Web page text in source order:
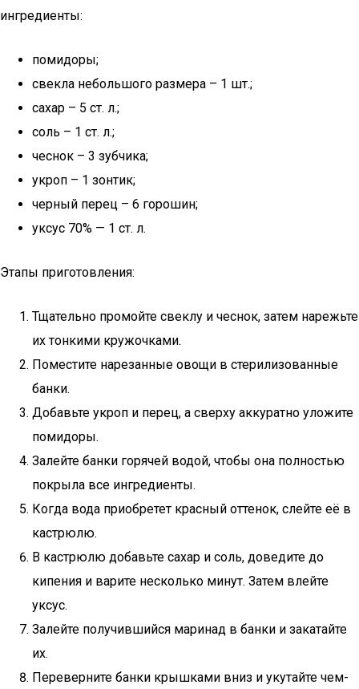
ингредиенты:
помидоры;
свекла небольшого размера – 1 шт.;
сахар – 5 ст. л.;
соль – 1 ст. л.;
чеснок – 3 зубчика;
укроп – 1 зонтик;
черный перец – 6 горошин;
уксус 70% — 1 ст. л.
Этапы приготовления:
Тщательно промойте свеклу и чеснок, затем нарежьте
их тонкими кружочками.
Поместите нарезанные овощи в стерилизованные
банки.
Добавьте укроп и перец, а сверху аккуратно уложите
помидоры.
Залейте банки горячей водой, чтобы она полностью
покрыла все ингредиенты.
Когда вода приобретет красный оттенок, слейте её в
кастрюлю.
В кастрюлю добавьте сахар и соль, доведите до
кипения и варите несколько минут. Затем влейте
уксус.
Залейте получившийся маринад в банки и закатайте
их.
Переверните банки крышками вниз и укутайте чем-